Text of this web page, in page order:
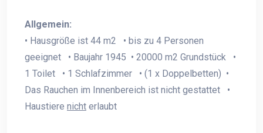
Allgemein:
• Hausgröße ist 44 m2 • bis zu 4 Personen
geeignet • Baujahr 1945 • 20000 m2 Grundstück •
1 Toilet • 1 Schlafzimmer • (1 x Doppelbetten) •
Das Rauchen im Innenbereich ist nicht gestattet •
Haustiere nicht erlaubt